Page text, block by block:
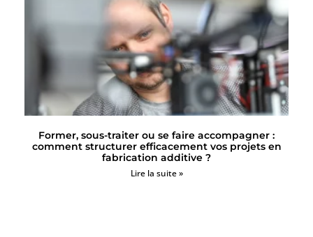
Former, sous-traiter ou se faire accompagner :
comment structurer efficacement vos projets en
fabrication additive ?
Lire la suite »